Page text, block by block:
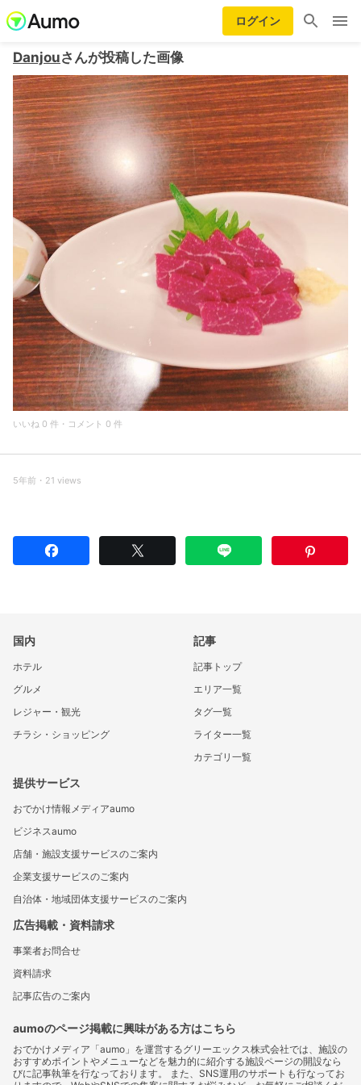
ログイン
Danjouさんが投稿した画像
いいね 0 件・コメント 0 件
5年前・21 views
国内
ホテル
グルメ
レジャー・観光
チラシ・ショッピング
記事
記事トップ
エリア一覧
タグ一覧
ライター一覧
カテゴリ一覧
提供サービス
おでかけ情報メディアaumo
ビジネスaumo
店舗・施設支援サービスのご案内
企業支援サービスのご案内
自治体・地域団体支援サービスのご案内
広告掲載・資料請求
事業者お問合せ
資料請求
記事広告のご案内
aumoのページ掲載に興味がある方はこちら
おでかけメディア「aumo」を運営するグリーエックス株式会社では、施設の
おすすめポイントやメニューなどを魅力的に紹介する施設ページの開設なら
びに記事執筆を行なっております。 また、SNS運用のサポートも行なってお